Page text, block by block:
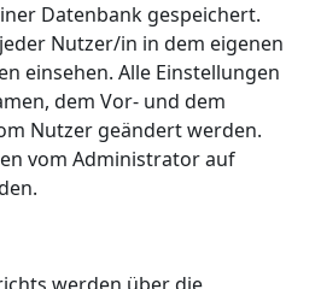
Datenbank gespeichert.
Nutzer/in in dem eigenen
einsehen. Alle Einstellungen
dem Vor- und dem
Nutzer geändert werden.
vom Administrator auf